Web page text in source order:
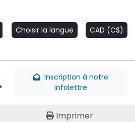
Choisir la langue CAD (C$)
RechercherInscription à notre
infolettre
Imprimer